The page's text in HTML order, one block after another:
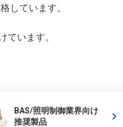
しています。
ています。
BAS/照明制御業界向け
推奨製品